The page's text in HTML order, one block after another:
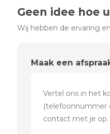
Geen idee hoe
Wij hebben de ervaring
Maak een